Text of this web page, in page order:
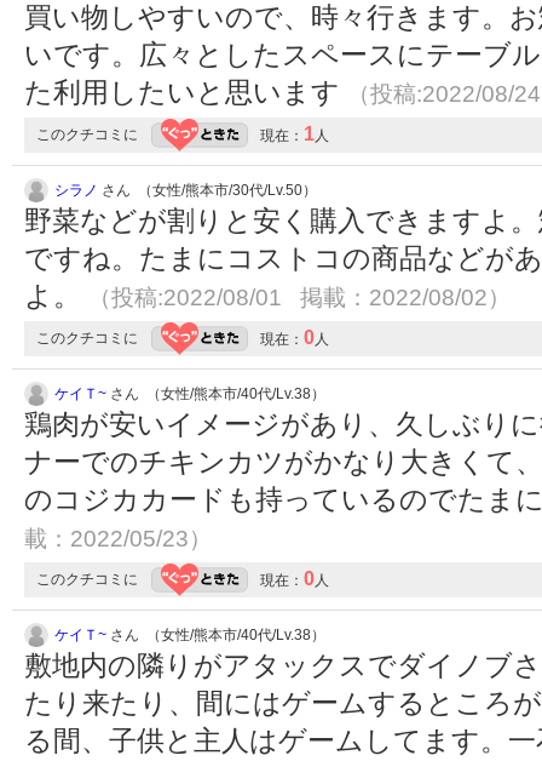
買い物しやすいので、時々行きます。
いです。広々としたスペースにテーブ
た利用したいと思います
（投稿:2022/08/
このクチコミに 現在： 1人
シラノ さん （女性/熊本市/30代/Lv.50）
野菜などが割りと安く購入できますよ
ですね。たまにコストコの商品などが
よ。
（投稿:2022/08/01 掲載：2022/08/02）
このクチコミに 現在： 0人
ケイＴ~ さん （女性/熊本市/40代/Lv.38）
鶏肉が安いイメージがあり、久しぶり
ナーでのチキンカツがかなり大きくて
のコジカカードも持っているのでたま
載：2022/05/23）
このクチコミに 現在： 0人
ケイＴ~ さん （女性/熊本市/40代/Lv.38）
敷地内の隣りがアタックスでダイノブ
たり来たり、間にはゲームするところ
る間、子供と主人はゲームしてます。